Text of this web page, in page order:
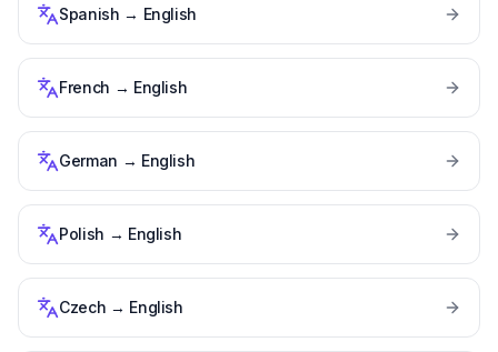
Spanish → English
French → English
German → English
Polish → English
Czech → English